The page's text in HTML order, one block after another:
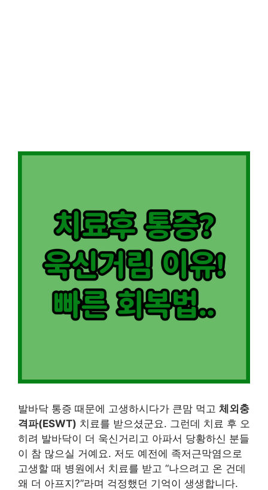
발바닥 통증 때문에 고생하시다가 큰맘 먹고 체외충
격파(ESWT) 치료를 받으셨군요. 그런데 치료 후 오
히려 발바닥이 더 욱신거리고 아파서 당황하신 분들
이 참 많으실 거예요. 저도 예전에 족저근막염으로
고생할 때 병원에서 치료를 받고 “나으려고 온 건데
왜 더 아프지?”라며 걱정했던 기억이 생생합니다.